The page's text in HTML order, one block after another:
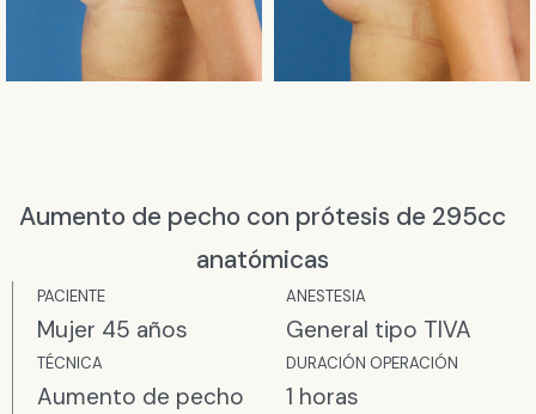
Aumento de pecho con prótesis de 295cc
anatómicas
PACIENTE
Mujer 45 años
TÉCNICA
Aumento de pecho
ANESTESIA​
General tipo TIVA
DURACIÓN OPERACIÓN
1 horas